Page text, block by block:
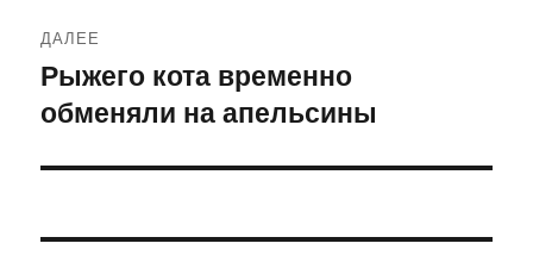
ДАЛЕЕ
Следующая
запись:
Рыжего кота временно
обменяли на апельсины